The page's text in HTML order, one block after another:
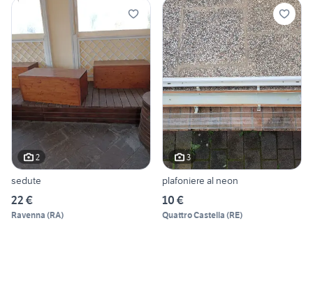
2
sedute
22 €
Ravenna (RA)
3
plafoniere al neon
10 €
Quattro Castella (RE)